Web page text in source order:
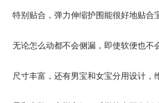
特别贴合，弹力伸缩护围能很好地贴合宝
无论怎么动都不会侧漏，即使软便也不会
尺寸丰富，还有男宝和女宝分用设计，